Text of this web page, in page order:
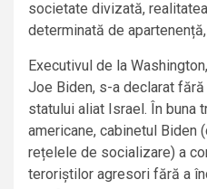
societate divizată,
determinată de
Executivul de la
Joe Biden, s-a declarat
statului aliat Israel. În buna
americane, cabinetul Biden
rețelele de socializare) a
teroriștilor agresori fără a